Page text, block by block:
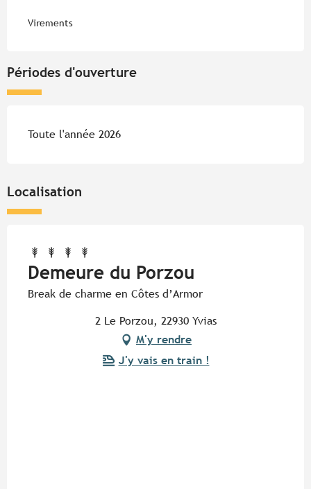
Virements
Périodes d'ouverture
Toute l'année 2026
Localisation
Demeure du Porzou
Break de charme en Côtes d’Armor
2 Le Porzou, 22930 Yvias
M'y rendre
J'y vais en train !